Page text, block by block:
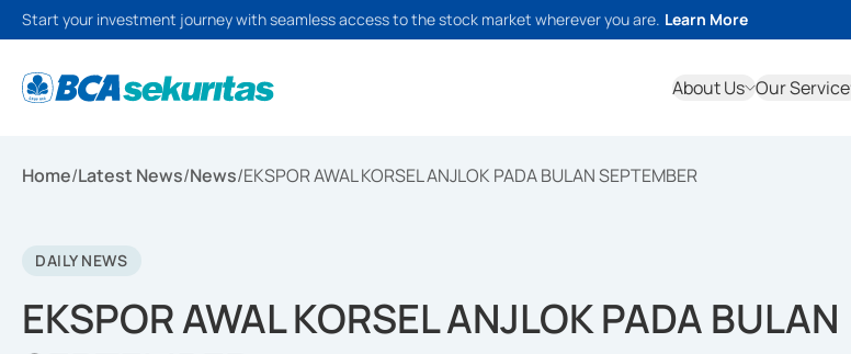
Start your investment journey with seamless access to the stock market wherever you are. Learn More
About Us Our Service
Home/Latest News/News/EKSPOR AWAL KORSEL ANJLOK PADA BULAN SEPTEMBER
DAILY NEWS
EKSPOR AWAL KORSEL ANJLOK PADA BULAN